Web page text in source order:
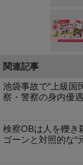
関連記事
池袋事故で“上級国
察・警察の身内優
検察OBは人を轢き
ゴーンと対照的な“